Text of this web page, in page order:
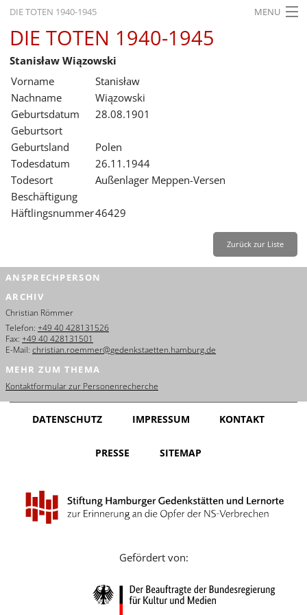
DIE TOTEN 1940-1945 MENU
STARTSEITE
AKTUELLES
AUSSTELLUNGEN
GESCHICHTE
BILDUNG
FORSCHUNG
SERVICE
Français
Dansk
Español
Nederlands
Português
Русский
Leichte Sprache
DIE TOTEN 1940-1945
Stanisław Wiązowski
Vorname
Stanisław
Nachname
Wiązowski
Geburtsdatum
28.08.1901
Geburtsort
Geburtsland
Polen
Todesdatum
26.11.1944
Todesort
Außenlager Meppen-Versen
Beschäftigung
Häftlingsnummer46429
Zurück zur Liste
ANSPRECHPERSON
ARCHIV
Christian Römmer
Telefon: +49 40 428131526
Fax: +49 40 428131501
E-Mail: christian.roemmer@gedenkstaetten.hamburg.de
MEHR ZUM THEMA
Kontaktformular zur Personenrecherche
DATENSCHUTZ IMPRESSUM KONTAKT
PRESSE SITEMAP
Gefördert von: